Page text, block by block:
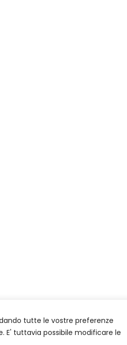
tutte le vostre preferenze
E' tuttavia possibile modificare le